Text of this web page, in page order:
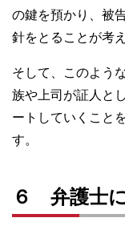
の鍵を預かり、被
針をとることが考
そして、このよう
族や上司が証人と
ートしていくこと
す。
６ 弁護士